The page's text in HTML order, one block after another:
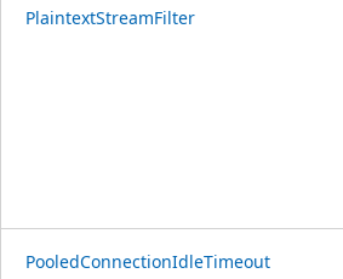
PlaintextStreamFilter
PooledConnectionIdleTimeout